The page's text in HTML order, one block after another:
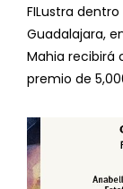
FILustra
Guadalajara,
Mahia
premio de